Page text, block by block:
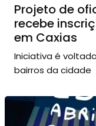
Projeto de
recebe
em Caxias
Iniciativa é
bairros da cidade